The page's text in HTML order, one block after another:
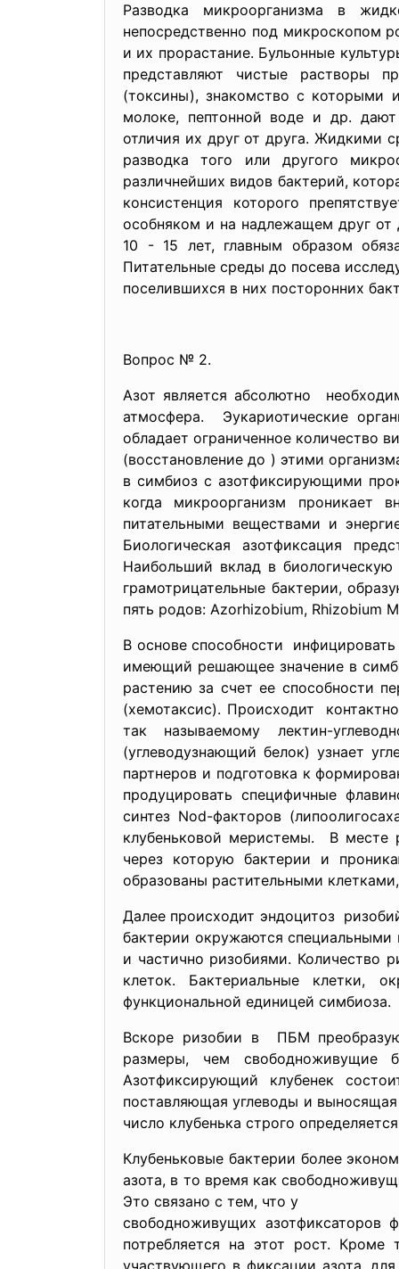
Разводка микроорганизма в
непосредственно под микроскопом
и их прорастание. Бульонные
представляют чистые растворы
(токсины), знакомство с которыми
молоке, пептонной воде и др. дают
отличия их друг от друга. Жидкими
разводка того или другого
различнейших видов бактерий,
консистенция которого
особняком и на надлежащем друг от
10 - 15 лет, главным образом
Питательные среды до посева
поселившихся в них посторонних
Вопрос № 2.
Азот является абсолютно
атмосфера. Эукариотические
обладает ограниченное количество
(восстановлениедо ) этими
в симбиоз с азотфиксирующими
когда микроорганизм проникает
питательными веществами и
Биологическая азотфиксация
Наибольший вклад в
грамотрицательные бактерии,
пять родов: Azorhizobium, Rhizobium
В основе способности
имеющий решающее значение в
растению за счет ее способности
(хемотаксис). Происходит
так называемому лектин-
(углеводузнающий белок) узнает
партнеров и подготовка к
продуцировать специфичные
синтез Nod-факторов
клубеньковой меристемы. В месте
через которую бактерии и
образованы растительными
Далее происходит эндоцитоз
бактерии окружаются
и частично ризобиями. Количество
клеток. Бактериальные клетки,
функциональной единицей симбиоза.
Вскоре ризобии в ПБМ
размеры, чем свободноживущие
Азотфиксирующий клубенек
поставляющая углеводы и
число клубенька строго
Клубеньковые бактерии более
азота, в то время как
Это связано с тем, что у
свободноживущих азотфиксаторов
потребляется на этот рост. Кроме
участвующего в фиксации азота,